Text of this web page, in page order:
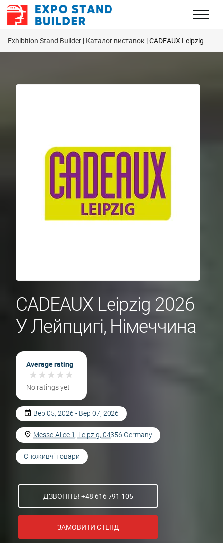
Перейти
Exhibition Stand Builder Каталог виставок CADEAUX Leipzig
CADEAUX Leipzig 2026
У Лейпцигі, Німеччина
Average rating
★★★★★
★★★★★
No ratings yet
Вер 05, 2026 - Вер 07, 2026
Messe-Allee 1, Leipzig, 04356 Germany
Споживчі товари
ДЗВОНІТЬ! +48 616 791 105
ЗАМОВИТИ СТЕНД